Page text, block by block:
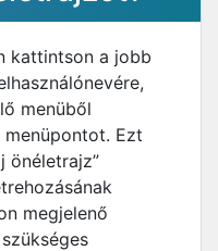
kattintson a jobb
menüből
menüpontot. Ezt
önéletrajz”
megjelenő